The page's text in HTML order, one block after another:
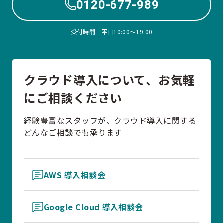
0120-677-989
受付時間 平日10:00〜19:00
クラウド導入について、お気軽
にご相談ください
経験豊富なスタッフが、クラウド導入に関する
どんなご相談でも承ります
AWS 導入相談会
Google Cloud 導入相談会